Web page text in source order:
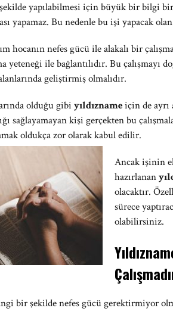
şekilde yapılabilmesi için büyük bir bilgi
yapamaz. Bu nedenle bu işi yapacak
hocanın nefes gücü ile alakalı bir
yeteneği ile bağlantılıdır. Bu çalışmayı
geliştirmiş olmalıdır.
olduğu gibi yıldıznameiçin de ayrı
sağlayamayan kişi gerçekten bu
oldukça zor olarak kabul edilir.
Ancak işinin
hazırlanan
olacaktır.
sürece
olabilirsiniz.
bir şekilde nefes gücü gerektirmiyor